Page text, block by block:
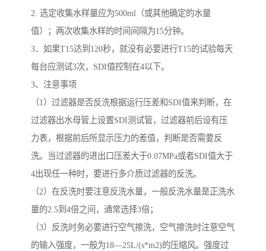
2. 选定收集水样量应为500ml（或其他确定的水量
值）；两次收集水样的时间间隔为15分钟。
3．如果T15达到120秒，就没有必要进行T15的试验每天
每台应测试3次，SDI值控制在4以下。
3、注意事项
（1）过滤器是否反洗根据运行压差和SDI值来判断，在
过滤器出水母管上设置SDI测试管，过滤器前后设有压
力表，根据前后所显示压力的差值，判断是否需要反
洗。当过滤器的进出口压差大于0.07MPa或者SDI值大于
4出现任一种时，要进行多介质过滤器的反洗。
（2）在反洗时要注意反洗水量，一般反洗水量是正洗水
量的2.5到4倍之间，通常选择3倍；
（3）反洗时务必要进行空气擦洗，空气擦洗时注意空气
的输入强度，一般为18—25L/(s*m2)的压缩风。强度过